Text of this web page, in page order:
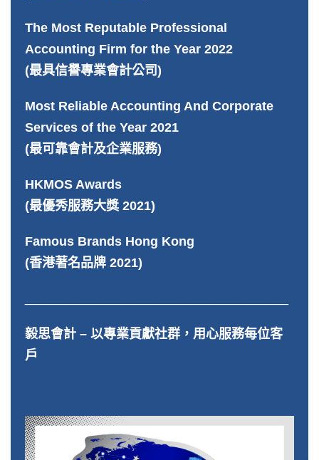
The Most Reputable Professional
Accounting Firm for the Year 2022
(最具信譽專業會計公司)
Most Reliable Accounting And Corporate
Services of the Year 2021
(最可靠會計及企業服務)
HKMOS Awards
(最優秀服務大獎 2021)
Famous Brands Hong Kong
(香港著名品牌 2021)
毅思會計 – 以專業貢獻社群，用心服務每位客
戶